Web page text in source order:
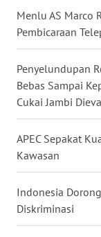
Menlu AS Marco
Pembicaraan
Penyelundupan
Bebas Sampai
Cukai Jambi
APEC Sepakat
Kawasan
Indonesia
Diskriminasi
WN
WN
KALSEL
KALTIM
SULSEL